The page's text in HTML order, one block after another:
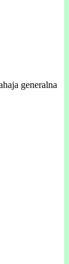
generalna